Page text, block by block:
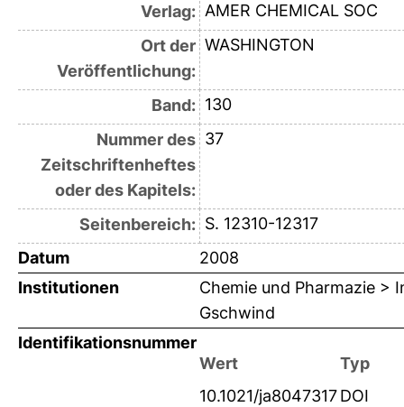
Verlag: AMER CHEMICAL SOC
Ort der
Veröffentlichung:
WASHINGTON
Band: 130
Nummer des
Zeitschriftenheftes
oder des Kapitels:
37
Seitenbereich: S. 12310-12317
Datum
2008
Institutionen
Chemie und Pharmazie >
Gschwind
Identifikationsnummer
Wert
Typ
10.1021/ja8047317DOI